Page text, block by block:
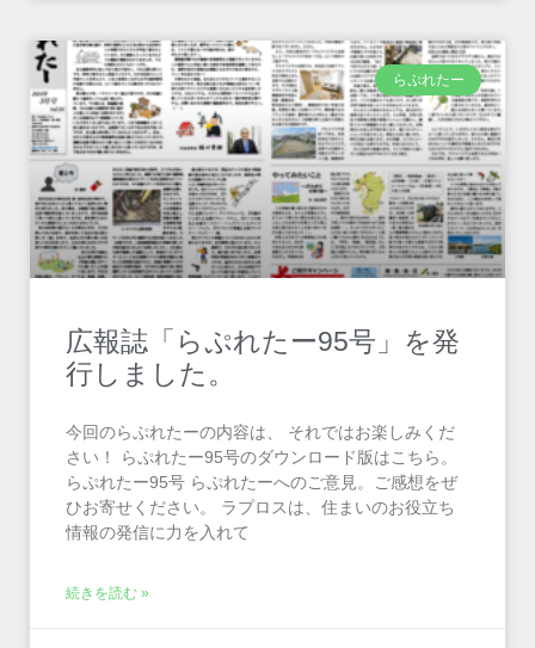
らぷれたー
広報誌「らぷれたー95号」を発
行しました。
今回のらぷれたーの内容は、 それではお楽しみくだ
さい！ らぷれたー95号のダウンロード版はこちら。
らぷれたー95号 らぷれたーへのご意見。ご感想をぜ
ひお寄せください。 ラプロスは、住まいのお役立ち
情報の発信に力を入れて
続きを読む »